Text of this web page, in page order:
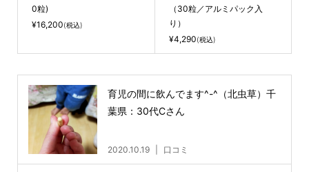
0粒)
¥16,200(税込)
（30粒／アルミパック入
り）
¥4,290(税込)
育児の間に飲んでます^-^（北虫草）千
葉県：30代Cさん
2020.10.19 口コミ